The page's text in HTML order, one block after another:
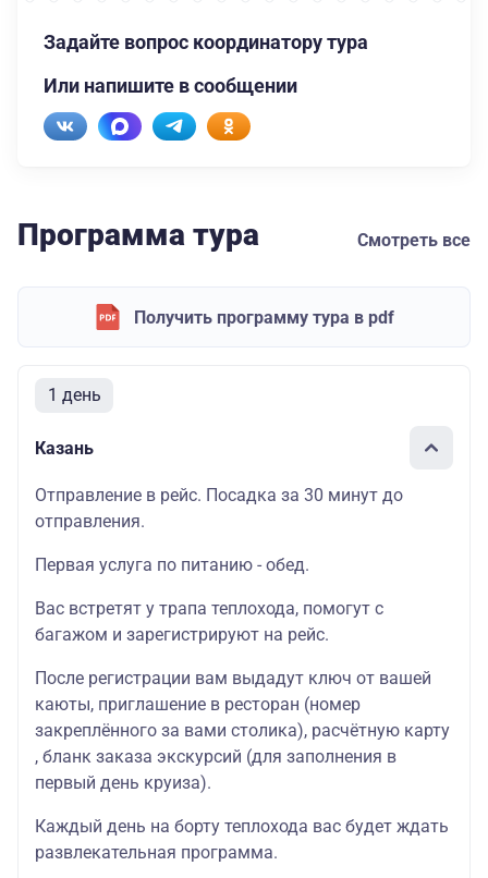
Задайте вопрос координатору тура
Или напишите в сообщении
Программа тура Смотреть все
Получить программу тура в pdf
1 день
Казань
Отправление в рейс. Посадка за 30 минут до
отправления.
Первая услуга по питанию - обед.
Вас встретят у трапа теплохода, помогут с
багажом и зарегистрируют на рейс.
После регистрации вам выдадут ключ от вашей
каюты, приглашение в ресторан (номер
закреплённого за вами столика), расчётную карту
, бланк заказа экскурсий (для заполнения в
первый день круиза).
Каждый день на борту теплохода вас будет ждать
развлекательная программа.